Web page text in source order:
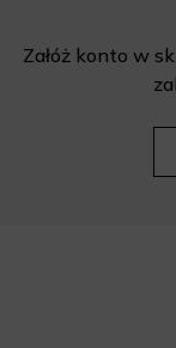
Załóż konto w